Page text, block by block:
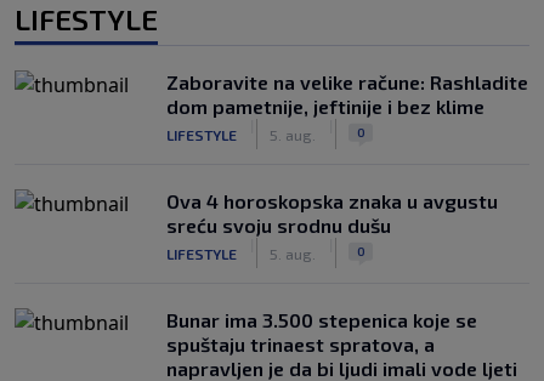
LIFESTYLE
Zaboravite na velike račune: Rashladite
dom pametnije, jeftinije i bez klime
LIFESTYLE 5. aug. 0
Ova 4 horoskopska znaka u avgustu
sreću svoju srodnu dušu
LIFESTYLE 5. aug. 0
Bunar imа 3.500 stepenica koje se
spuštaju trinaest spratova, a
napravljen je da bi ljudi imali vode ljeti